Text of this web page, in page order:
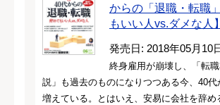
からの「退職・転職
もいい人vs.ダメな人】
発売日: 2018年05月10
終身雇用が崩壊し、「転
説」も過去のものになりつつある今、40
増えている。とはいえ、安易に会社を辞め